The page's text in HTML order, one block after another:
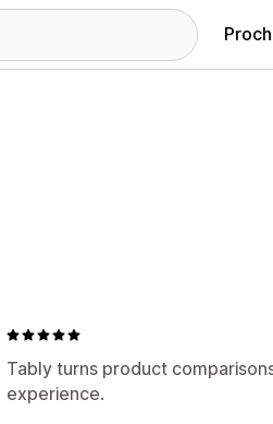
Tably turns product
experience.